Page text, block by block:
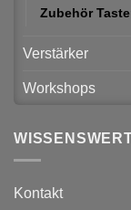
Zubehör
Verstärker
Workshops
Kontakt